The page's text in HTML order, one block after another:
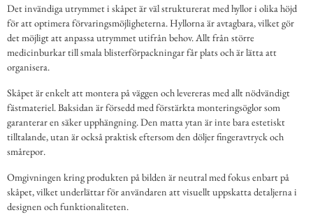
Det invändiga utrymmet i skåpet är väl strukturerat med hyllor i olika höjd
för att optimera förvaringsmöjligheterna. Hyllorna är avtagbara, vilket gör
det möjligt att anpassa utrymmet utifrån behov. Allt från större
medicinburkar till smala blisterförpackningar får plats och är lätta att
organisera.
Skåpet är enkelt att montera på väggen och levereras med allt nödvändigt
fästmateriel. Baksidan är försedd med förstärkta monteringsöglor som
garanterar en säker upphängning. Den matta ytan är inte bara estetiskt
tilltalande, utan är också praktisk eftersom den döljer fingeravtryck och
smårepor.
Omgivningen kring produkten på bilden är neutral med fokus enbart på
skåpet, vilket underlättar för användaren att visuellt uppskatta detaljerna i
designen och funktionaliteten.